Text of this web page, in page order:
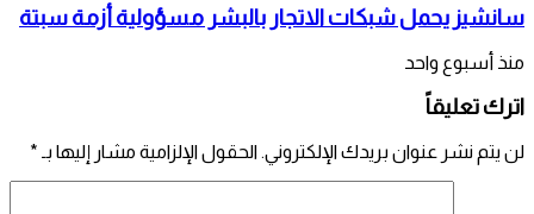
سانشيز يحمل شبكات الاتجار بالبشر مسؤولية أزمة سبتة
منذ أسبوع واحد
اترك تعليقاً
لن يتم نشر عنوان بريدك الإلكتروني. الحقول الإلزامية مشار إليها بـ *